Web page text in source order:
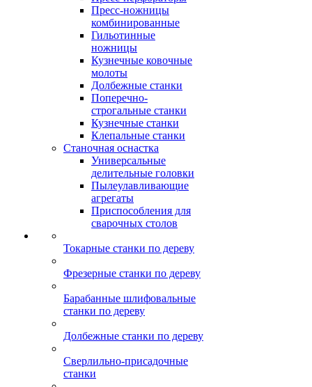
Пресс-ножницы
комбинированные
Гильотинные
ножницы
Кузнечные ковочные
молоты
Долбежные станки
Поперечно-
строгальные станки
Кузнечные станки
Клепальные станки
Станочная оснастка
Универсальные
делительные головки
Пылеулавливающие
агрегаты
Приспособления для
сварочных столов
Токарные станки по дереву
Фрезерные станки по дереву
Барабанные шлифовальные
станки по дереву
Долбежные станки по дереву
Сверлильно-присадочные
станки